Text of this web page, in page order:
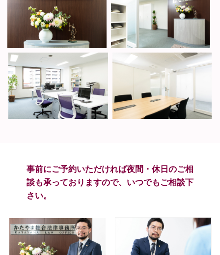
事前にご予約いただければ夜間・休日のご相
談も承っておりますので、いつでもご相談下
さい。